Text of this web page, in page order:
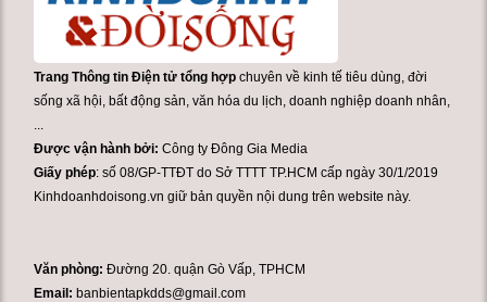
Trang Thông tin Điện tử tổng hợp chuyên về kinh tế tiêu dùng, đời
sống xã hội, bất động sản, văn hóa du lịch, doanh nghiệp doanh nhân,
...
Được vận hành bởi:Công ty Đông Gia Media
Giấy phép: số 08/GP-TTĐT do Sở TTTT TP.HCM cấp ngày 30/1/2019
Kinhdoanhdoisong.vn giữ bản quyền nội dung trên website này.
Văn phòng:Đường 20. quận Gò Vấp, TPHCM
Email: banbientapkdds@gmail.com